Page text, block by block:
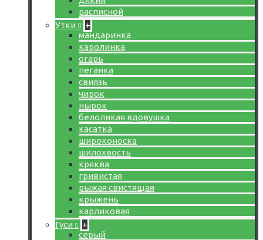
расписной
Утки
+
мандаринка
каролинка
огарь
пеганка
свиязь
чирок
нырок
белоликая вдовушка
касатка
широконоска
шилохвость
кряква
гривистая
рыжая свистящая
крыжень
карликовая
Гуси
+
серый